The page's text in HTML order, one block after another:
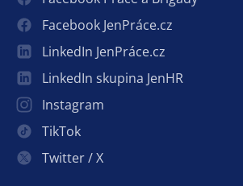
Facebook JenPráce.cz
LinkedIn JenPráce.cz
LinkedIn skupina JenHR
Instagram
TikTok
Twitter / X